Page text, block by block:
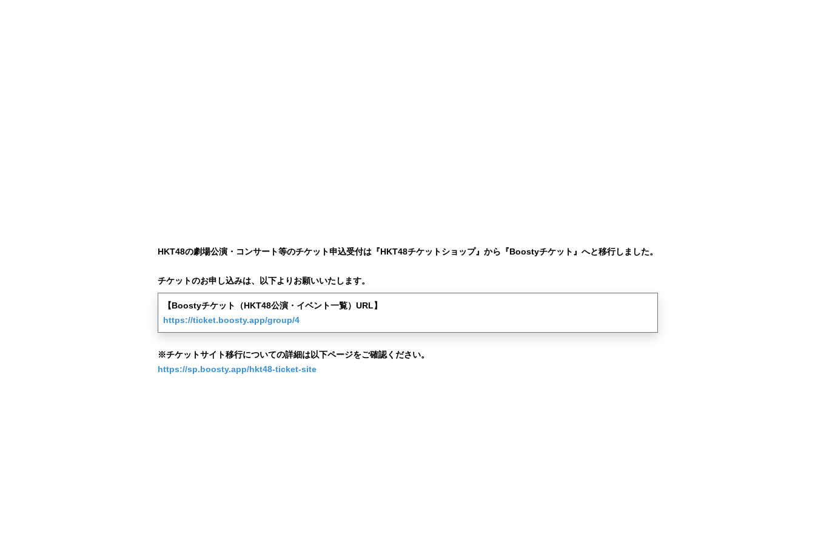
HKT48の劇場公演・コンサート等のチケット申込受付は『HKT48チケットショップ』から『Boostyチケット』へと移行しました。
チケットのお申し込みは、以下よりお願いいたします。
【Boostyチケット（HKT48公演・イベント一覧）URL】
https://ticket.boosty.app/group/4
※チケットサイト移行についての詳細は以下ページをご確認ください。
https://sp.boosty.app/hkt48-ticket-site